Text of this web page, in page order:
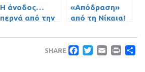
Η άνοδος…
περνά από την
«Απόδραση»
από τη Νίκαια!
SHARE